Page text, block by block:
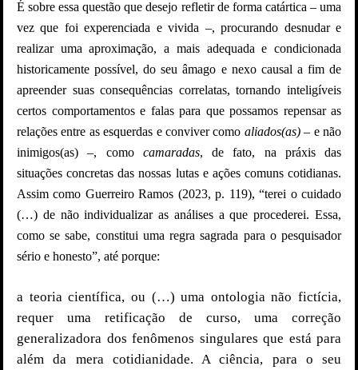
É sobre essa questão que desejo refletir de forma catártica – uma
vez que foi experenciada e vivida –, procurando desnudar e
realizar uma aproximação, a mais adequada e condicionada
historicamente possível, do seu âmago e nexo causal a fim de
apreender suas consequências correlatas, tornando inteligíveis
certos comportamentos e falas para que possamos repensar as
relações entre as esquerdas e conviver como aliados(as)– e não
inimigos(as) –, como camaradas, de fato, na práxis das
situações concretas das nossas lutas e ações comuns cotidianas.
Assim como Guerreiro Ramos (2023, p. 119), “terei o cuidado
(…) de não individualizar as análises a que procederei. Essa,
como se sabe, constitui uma regra sagrada para o pesquisador
sério e honesto”, até porque:
a teoria científica, ou (…) uma ontologia não fictícia,
requer uma retificação de curso, uma correção
generalizadora dos fenômenos singulares que está para
além da mera cotidianidade. A ciência, para o seu